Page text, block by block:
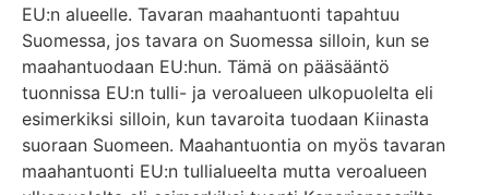
EU:n alueelle. Tavaran maahantuonti tapahtuu
Suomessa, jos tavara on Suomessa silloin, kun se
maahantuodaan EU:hun. Tämä on pääsääntö
tuonnissa EU:n tulli- ja veroalueen ulkopuolelta eli
esimerkiksi silloin, kun tavaroita tuodaan Kiinasta
suoraan Suomeen. Maahantuontia on myös tavaran
maahantuonti EU:n tullialueelta mutta veroalueen